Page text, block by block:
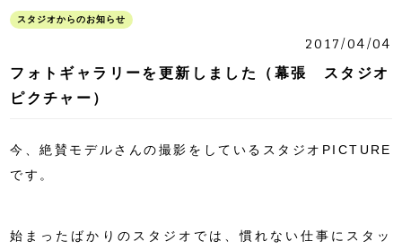
スタジオからのお知らせ
2017/04/04
フォトギャラリーを更新しました（幕張 スタジオ
ピクチャー）
今、絶賛モデルさんの撮影をしているスタジオPICTURE
です。
始まったばかりのスタジオでは、慣れない仕事にスタッ